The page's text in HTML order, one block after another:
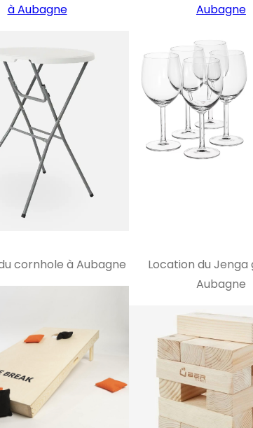
à Aubagne
Aubagne
cornhole à Aubagne
Location du Jenga
Aubagne